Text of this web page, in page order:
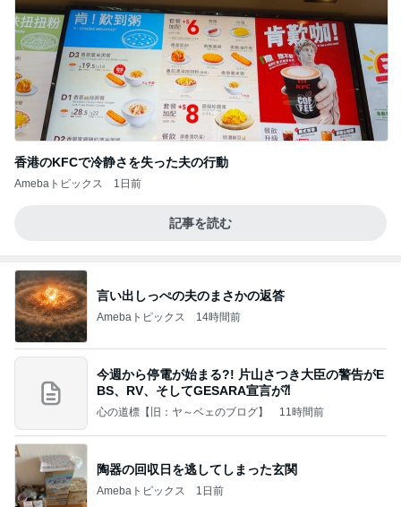
香港のKFCで冷静さを失った夫の行動
Amebaトピックス 1日前
記事を読む
言い出しっぺの夫のまさかの返答
Amebaトピックス 14時間前
今週から停電が始まる?! 片山さつき大臣の警告がE
BS、RV、そしてGESARA宣言が⁈
心の道標【旧：ヤ～ベェのブログ】 11時間前
陶器の回収日を逃してしまった玄関
Amebaトピックス 1日前